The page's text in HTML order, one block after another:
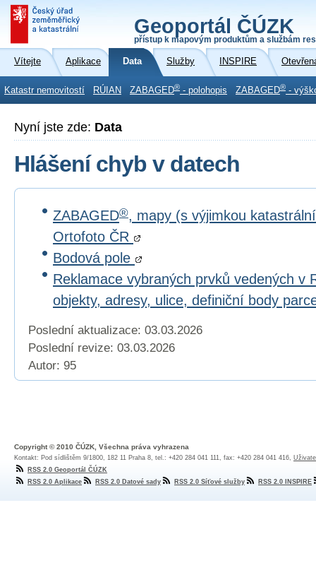
Geoportál ČÚZK
přístup k mapovým produktům a službám
Vítejte Aplikace Data Služby INSPIRE
Katastr nemovitostí RÚIAN ZABAGED® - polohopis ZABAGED® -
Nyní jste zde: Data
Hlášení chyb v datech
ZABAGED®, mapy (s výjimkou
Ortofoto ČR
Bodová pole
Reklamace vybraných prvků vedených v
objekty, adresy, ulice, definiční body
Poslední aktualizace: 03.03.2026
Poslední revize: 03.03.2026
Autor: 95
Copyright © 2010 ČÚZK, Všechna práva vyhrazena
Kontakt: Pod sídlištěm 9/1800, 182 11 Praha 8, tel.: +420 284 041 111, fax: +420 284 041 416,
RSS 2.0 Geoportál ČÚZK
RSS 2.0 Aplikace
RSS 2.0 Datové sady RSS 2.0 Síťové služby RSS 2.0 INSPIRE